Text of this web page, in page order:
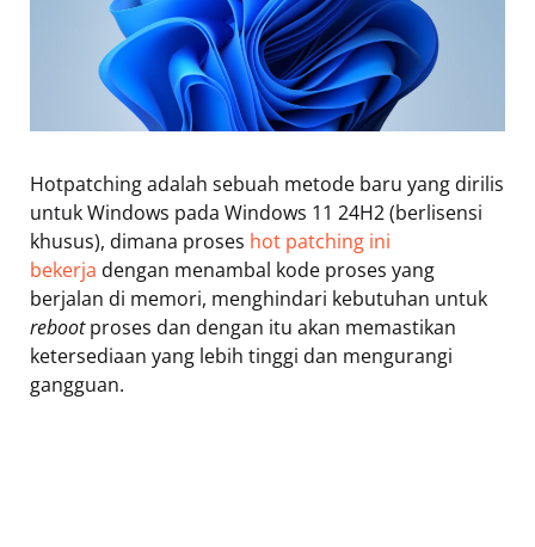
Hotpatching adalah sebuah metode baru yang dirilis
untuk Windows pada Windows 11 24H2 (berlisensi
khusus), dimana proses hot patching ini
bekerja dengan menambal kode proses yang
berjalan di memori, menghindari kebutuhan untuk
rebootproses dan dengan itu akan memastikan
ketersediaan yang lebih tinggi dan mengurangi
gangguan.